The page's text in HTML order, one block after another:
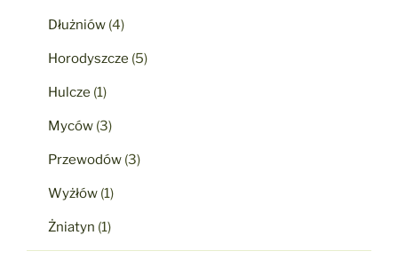
Dłużniów (4)
Horodyszcze (5)
Hulcze (1)
Myców (3)
Przewodów (3)
Wyżłów (1)
Żniatyn (1)